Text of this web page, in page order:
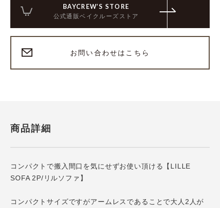
BAYCREW’S STORE
公式通販ベイクルーズストア
お問い合わせはこちら
商品詳細
コンパクトで搬入間口を気にせずお使い頂ける【LILLE
SOFA 2P/リルソファ】
コンパクトサイズですがアームレスであることで大人2人が